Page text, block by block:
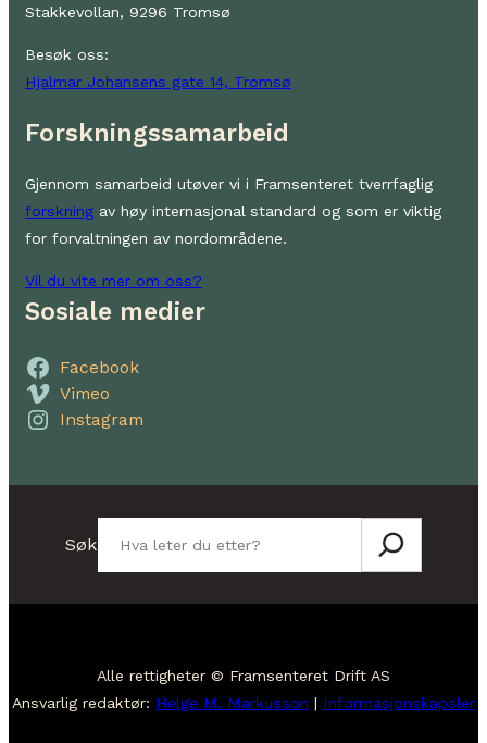
Stakkevollan, 9296 Tromsø
Besøk oss:
Hjalmar Johansens gate 14, Tromsø
Forskningssamarbeid
Gjennom samarbeid utøver vi i Framsenteret tverrfaglig
forskning av høy internasjonal standard og som er viktig
for forvaltningen av nordområdene.
Vil du vite mer om oss?
Sosiale medier
Facebook
Vimeo
Instagram
Søk
Alle rettigheter © Framsenteret Drift AS
Ansvarlig redaktør: Helge M. Markusson | Informasjonskapsler